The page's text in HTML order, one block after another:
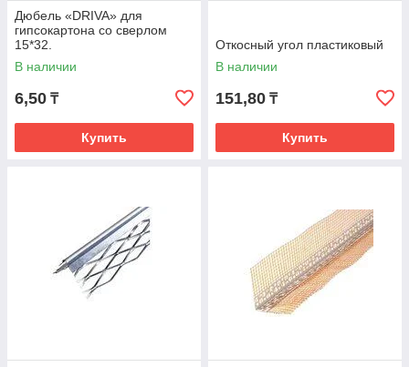
Дюбель «DRIVA» для
гипсокартона со сверлом
15*32.
В наличии
6,50 ₸
Купить
Откосный угол пластиковый
В наличии
151,80 ₸
Купить